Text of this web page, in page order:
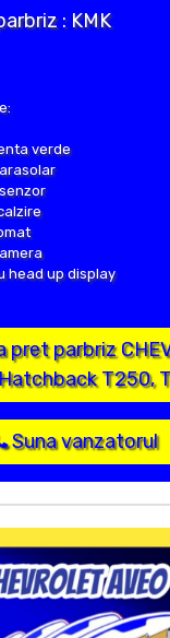
: KMK
verde
head up display
parbriz
T250,
Suna vanzatorul